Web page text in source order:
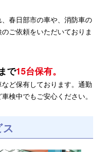
春日部市の車や、消防車の
ご依頼をいただいておりま
で15台保有。
ど保有しております。通勤
検中でもご安心ください。